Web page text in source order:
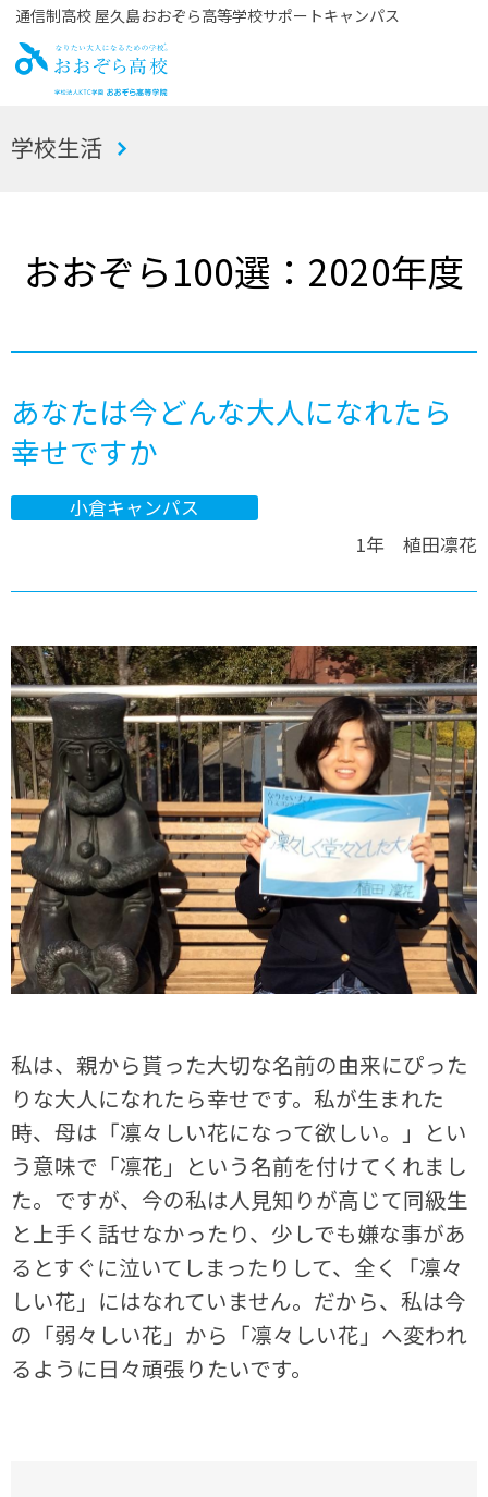
通信制高校 屋久島おおぞら高等学校サポートキャンパス
お
学校生活
おおぞら100選：2020年度
あなたは今どんな大人になれたら
幸せですか
小倉キャンパス
1年 植田凛花
私は、親から貰った大切な名前の由来にぴった
りな大人になれたら幸せです。私が生まれた
時、母は「凛々しい花になって欲しい。」とい
う意味で「凛花」という名前を付けてくれまし
た。ですが、今の私は人見知りが高じて同級生
と上手く話せなかったり、少しでも嫌な事があ
るとすぐに泣いてしまったりして、全く「凛々
しい花」にはなれていません。だから、私は今
の「弱々しい花」から「凛々しい花」へ変われ
るように日々頑張りたいです。